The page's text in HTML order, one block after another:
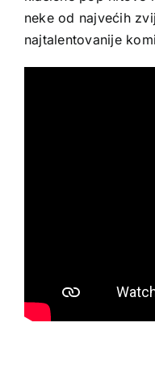
neke od najvećih
najtalentovanije